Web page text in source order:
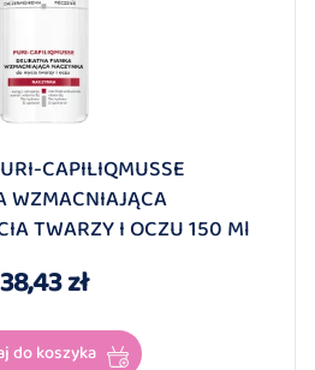
CAPILIQMUSSE
WZMACNIAJĄCA
TWARZY I OCZU 150 Ml
38,43 zł
do koszyka